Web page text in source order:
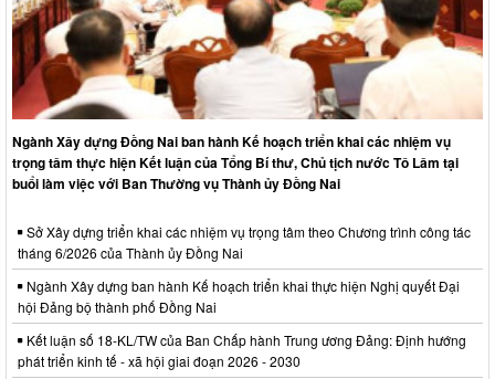
Ngành Xây dựng Đồng Nai ban hành Kế hoạch triển khai các nhiệm vụ
trọng tâm thực hiện Kết luận của Tổng Bí thư, Chủ tịch nước Tô Lâm tại
buổi làm việc với Ban Thường vụ Thành ủy Đồng Nai
Sở Xây dựng triển khai các nhiệm vụ trọng tâm theo Chương trình công tác
tháng 6/2026 của Thành ủy Đồng Nai
Ngành Xây dựng ban hành Kế hoạch triển khai thực hiện Nghị quyết Đại
hội Đảng bộ thành phố Đồng Nai
Kết luận số 18-KL/TW của Ban Chấp hành Trung ương Đảng: Định hướng
phát triển kinh tế - xã hội giai đoạn 2026 - 2030